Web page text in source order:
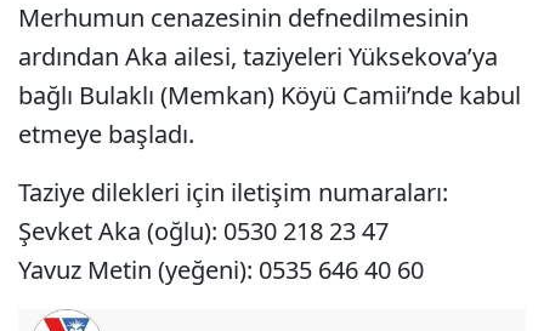
Merhumun cenazesinin defnedilmesinin
ardından Aka ailesi, taziyeleri Yüksekova’ya
bağlı Bulaklı (Memkan) Köyü Camii’nde kabul
etmeye başladı.
Taziye dilekleri için iletişim numaraları:
Şevket Aka (oğlu): 0530 218 23 47
Yavuz Metin (yeğeni): 0535 646 40 60